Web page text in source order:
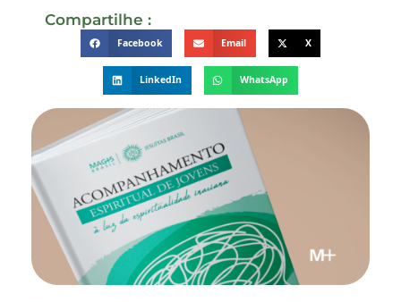
Compartilhe :
Facebook Email X
LinkedIn WhatsApp